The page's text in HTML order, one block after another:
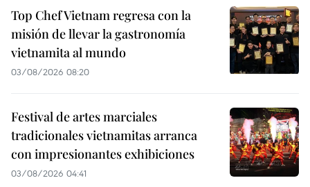
Top Chef Vietnam regresa con la
misión de llevar la gastronomía
vietnamita al mundo
03/08/2026 08:20
Festival de artes marciales
tradicionales vietnamitas arranca
con impresionantes exhibiciones
03/08/2026 04:41